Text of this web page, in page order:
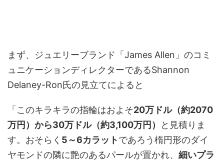
まず、ジュエリーブランド「James Allen」のコミ
ュニケーションディレクターであるShannon
Delaney-Ron氏の見立てによると
「このキラキラの指輪はおよそ20万ドル（約2070
万円）から30万ドル（約3,100万円）
と見積りま
す。おそらく 5～6カラットであろう楕円形のダイ
ヤモンドの隣に艶のあるパールが置かれ、 細いプラ